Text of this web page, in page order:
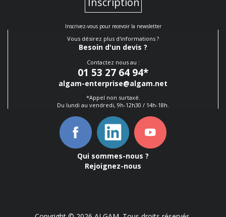
Inscrivez-vous pour recevoir la newsletter
Vous désirez plus d'informations ?
Besoin d'un devis ?
Contactez nous au :
01 53 27 64 94*
algam-enterprise@algam.net
*Appel non surtaxé.
Du lundi au vendredi, 9h-12h30 / 14h-18h.
Qui sommes-nous ?
Rejoignez-nous